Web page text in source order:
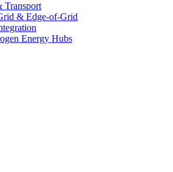
Transport
& Edge-of-Grid
Energy Hubs